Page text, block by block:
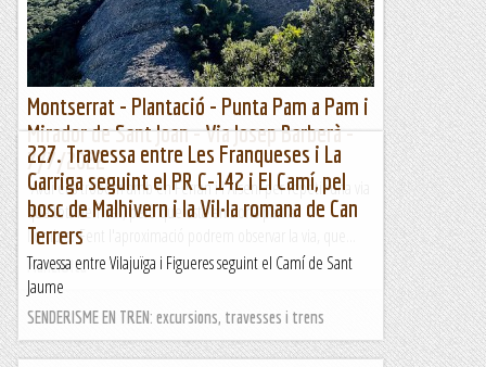
Fent senderisme
Montserrat - Plantació - Punta Pam a Pam i
Mirador de Sant Joan - Via Josep Barberà -
7/7/2022
Avui ens trobem amb en Ferran i l'Arseni per repetir una via
que tots hem fet, però que està en bona part a
l'ombra. Fent l'aproximació podrem observar la via, que...
Manel&Ita
227. Travessa entre Les Franqueses i La
Garriga seguint el PR C-142 i El Camí, pel
bosc de Malhivern i la Vil·la romana de Can
Terrers
Travessa entre Vilajuïga i Figueres seguint el Camí de Sant
Jaume
SENDERISME EN TREN: excursions, travesses i trens